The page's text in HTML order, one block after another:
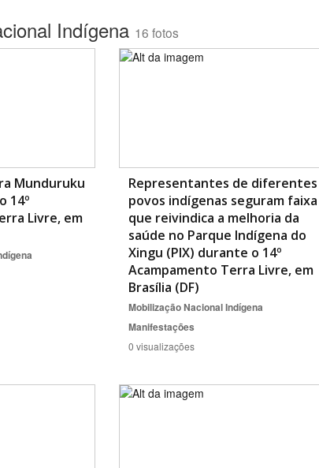
Indígena 16 fotos
Munduruku
14º
Livre, em
Representantes de diferentes
povos indígenas seguram faixa
que reivindica a melhoria da
saúde no Parque Indígena do
Xingu (PIX) durante o 14º
Acampamento Terra Livre, em
Brasília (DF)
Mobilização Nacional Indígena
Manifestações
0 visualizações